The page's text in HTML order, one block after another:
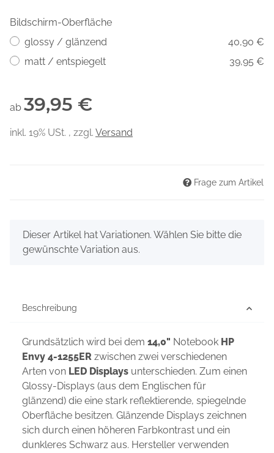
Bildschirm-Oberfläche
glossy / glänzend
40,90 €
matt / entspiegelt
39,95 €
ab 39,95 €
inkl. 19% USt. , zzgl. Versand
Frage zum Artikel
x
Dieser Artikel hat Variationen. Wählen Sie bitte die
gewünschte Variation aus.
Beschreibung
Grundsätzlich wird bei dem 14,0" Notebook HP
Envy 4-1255ER zwischen zwei verschiedenen
Arten von LED Displays unterschieden. Zum einen
Glossy-Displays (aus dem Englischen für
glänzend) die eine stark reflektierende, spiegelnde
Oberfläche besitzen. Glänzende Displays zeichnen
sich durch einen höheren Farbkontrast und ein
dunkleres Schwarz aus. Hersteller verwenden